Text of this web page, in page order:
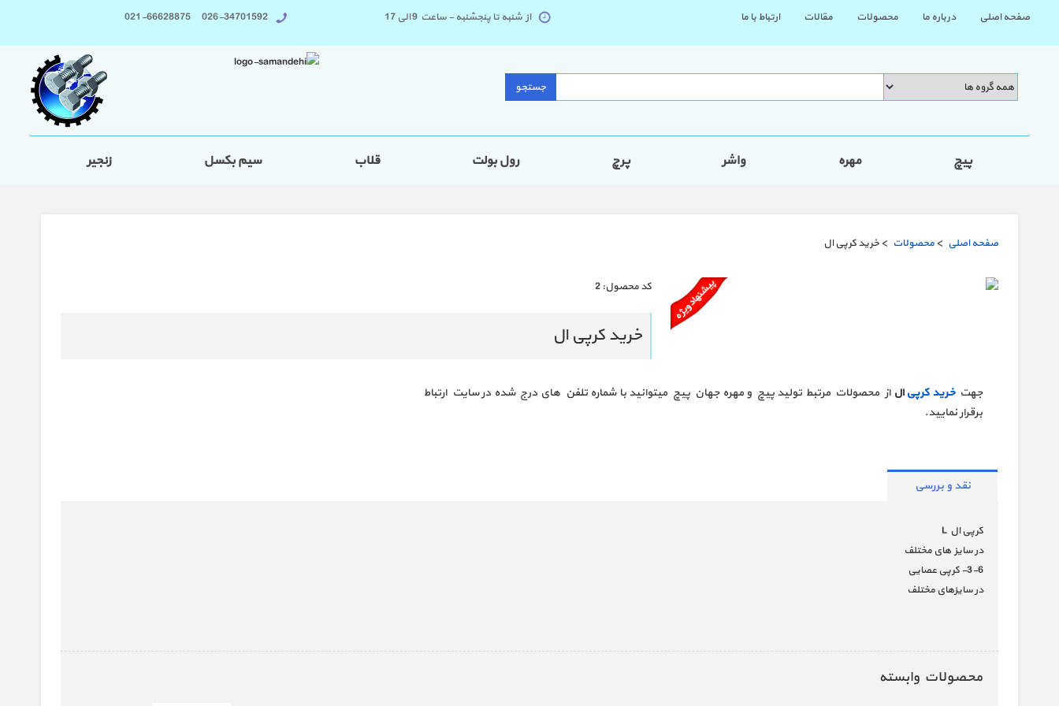
صفحه اصلی درباره ما محصولات مقالات ارتباط با ما 026-34701592 021-66628875 از شنبه تا پنجشنبه - ساعت 9 الی 17
جستجو
پیچ مهره واشر پرچ رول بولت قلاب سیم بکسل زنجیر
صفحه اصلی > محصولات > خرید کرپی ال
كد محصول:2
خرید کرپی ال
جهتخرید کرپیال از محصولات مرتبط تولید پیچ و مهره جهان پیچ میتوانید با شماره تلفن های درج شده در سایت ارتباط
برقرار نمایید.
نقد و بررسی
کرپی ال L
در سایز های مختلف
3-6- کرپی عصایی
در سایزهای مختلف
محصولات وابسته